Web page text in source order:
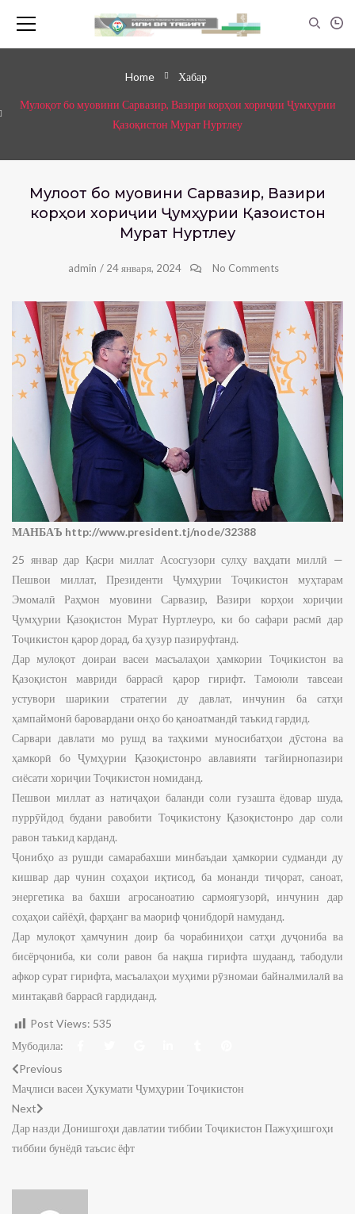
Home Хабар
Мулоқот бо муовини Сарвазир, Вазири корҳои хориҷии Ҷумҳурии
Қазоқистон Мурат Нуртлеу
Мулоқот бо муовини Сарвазир, Вазири
корҳои хориҷии Ҷумҳурии Қазоқистон
Мурат Нуртлеу
admin / 24 января, 2024 No Comments
МАНБАЪ http://www.president.tj/node/32388
25 январ дар Қасри миллат Асосгузори сулҳу ваҳдати миллӣ —
Пешвои миллат, Президенти Ҷумҳурии Тоҷикистон муҳтарам
Эмомалӣ Раҳмон муовини Сарвазир, Вазири корҳои хориҷии
Ҷумҳурии Қазоқистон Мурат Нуртлеуро, ки бо сафари расмӣ дар
Тоҷикистон қарор дорад, ба ҳузур пазируфтанд.
Дар мулоқот доираи васеи масъалаҳои ҳамкории Тоҷикистон ва
Қазоқистон мавриди баррасӣ қарор гирифт. Тамоюли тавсеаи
устувори шарикии стратегии ду давлат, инчунин ба сатҳи
ҳампаймонӣ баровардани онҳо бо қаноатмандӣ таъкид гардид.
Сарвари давлати мо рушд ва таҳкими муносибатҳои дӯстона ва
ҳамкорӣ бо Ҷумҳурии Қазоқистонро авлавияти тағйирнопазири
сиёсати хориҷии Тоҷикистон номиданд.
Пешвои миллат аз натиҷаҳои баланди соли гузашта ёдовар шуда,
пуррӯйдод будани равобити Тоҷикистону Қазоқистонро дар соли
равон таъкид карданд.
Ҷонибҳо аз рушди самарабахши минбаъдаи ҳамкории судманди ду
кишвар дар чунин соҳаҳои иқтисод, ба монанди тиҷорат, саноат,
энергетика ва бахши агросаноатию сармоягузорӣ, инчунин дар
соҳаҳои сайёҳӣ, фарҳанг ва маориф ҷонибдорӣ намуданд.
Дар мулоқот ҳамчунин доир ба чорабиниҳои сатҳи дуҷониба ва
бисёрҷониба, ки соли равон ба нақша гирифта шудаанд, табодули
афкор сурат гирифта, масъалаҳои муҳими рӯзномаи байналмилалӣ ва
минтақавӣ баррасӣ гардиданд.
Post Views: 535
Мубодила:
Previous
Маҷлиси васеи Ҳукумати Ҷумҳурии Тоҷикистон
Next
Дар назди Донишгоҳи давлатии тиббии Тоҷикистон Пажуҳишгоҳи
тиббии бунёдӣ таъсис ёфт